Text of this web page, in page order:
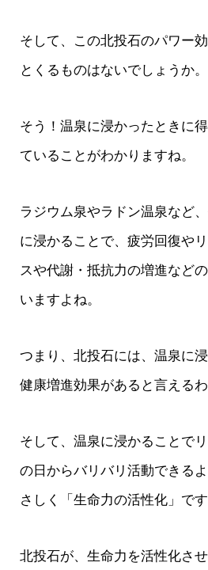
そして、この北投石のパワー
とくるものはないでしょうか。
そう！温泉に浸かったときに
ていることがわかりますね。
ラジウム泉やラドン温泉など
に浸かることで、疲労回復や
スや代謝・抵抗力の増進など
いますよね。
つまり、北投石には、温泉に
健康増進効果があると言えるわ
そして、温泉に浸かることで
の日からバリバリ活動できる
さしく「生命力の活性化」です
北投石が、生命力を活性化さ